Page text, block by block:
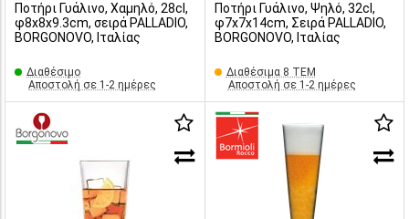
Ποτήρι Γυάλινο, Χαμηλό, 28cl,
φ8x8x9.3cm, σειρά PALLADIO,
BORGONOVO, Iταλίας
Διαθέσιμο
Αποστολή σε 1-2 ημέρες
Ποτήρι Γυάλινο, Ψηλό, 32cl,
φ7x7x14cm, Σειρά PALLADIO,
BORGONOVO, Iταλίας
Διαθέσιμα 8 ΤΕΜ
Αποστολή σε 1-2 ημέρες